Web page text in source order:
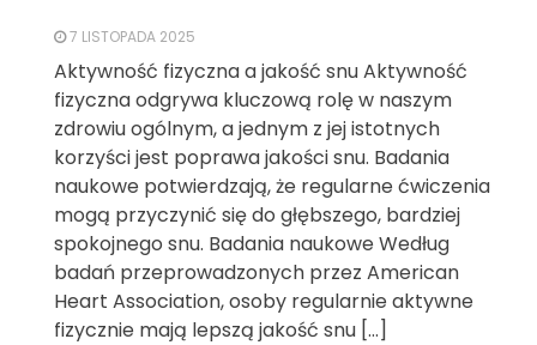
7 LISTOPADA 2025
Aktywność fizyczna a jakość snu Aktywność
fizyczna odgrywa kluczową rolę w naszym
zdrowiu ogólnym, a jednym z jej istotnych
korzyści jest poprawa jakości snu. Badania
naukowe potwierdzają, że regularne ćwiczenia
mogą przyczynić się do głębszego, bardziej
spokojnego snu. Badania naukowe Według
badań przeprowadzonych przez American
Heart Association, osoby regularnie aktywne
fizycznie mają lepszą jakość snu […]